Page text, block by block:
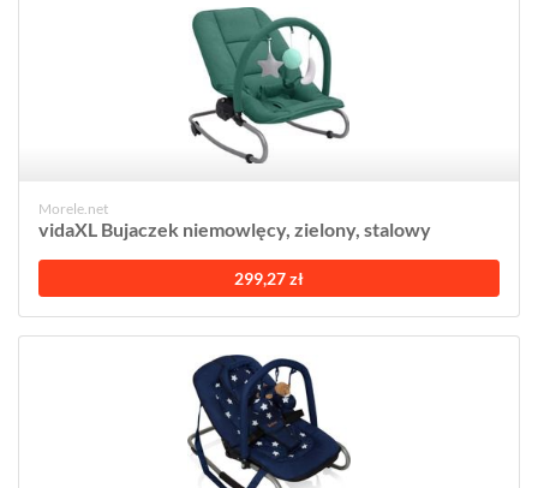
Morele.net
vidaXL Bujaczek niemowlęcy, zielony, stalowy
299,27 zł